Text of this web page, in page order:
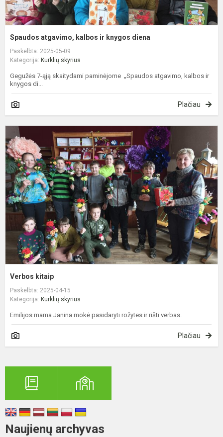
Spaudos atgavimo, kalbos ir knygos diena
Paskelbta: 2025-05-09
Kategorija: Kurklių skyrius
Gegužės 7-ąją skaitydami paminėjome „Spaudos atgavimo, kalbos ir
knygos di...
Plačiau
Verbos kitaip
Paskelbta: 2025-04-15
Kategorija: Kurklių skyrius
Emilijos mama Janina mokė pasidaryti rožytes ir rišti verbas.
Plačiau
Naujienų archyvas